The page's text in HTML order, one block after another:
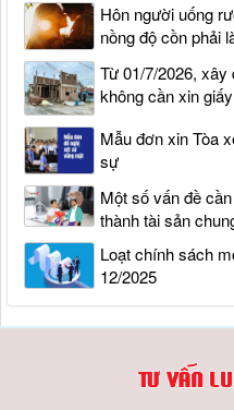
Hôn người uống
nồng độ cồn phải
Từ 01/7/2026, xây
không cần xin
Mẫu đơn xin Tòa
sự
Một số vấn đề
thành tài sản
Loạt chính sách
12/2025